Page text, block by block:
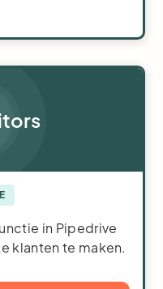
in Pipedrive
klanten te maken.